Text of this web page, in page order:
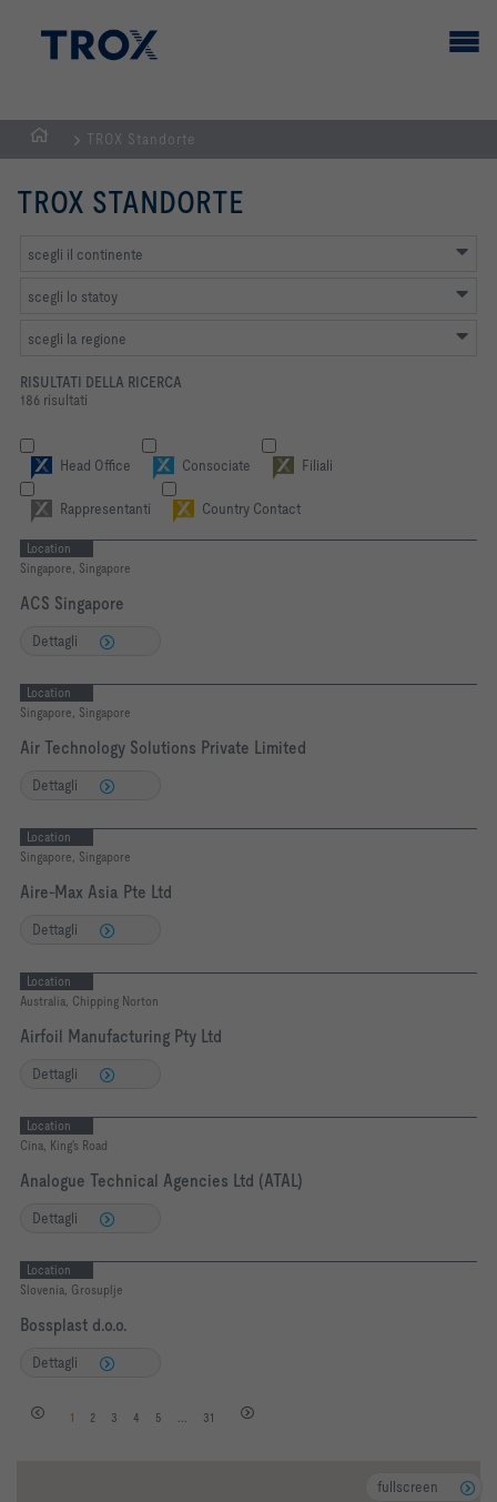
Home
TROX Standorte
TROX STANDORTE
scegli il continente
scegli lo statoy
scegli la regione
RISULTATI DELLA RICERCA
186 risultati
Head Office Consociate Filiali
Rappresentanti Country Contact
Location
Singapore, Singapore
ACS Singapore
Dettagli
Location
Singapore, Singapore
Air Technology Solutions Private Limited
Dettagli
Location
Singapore, Singapore
Aire-Max Asia Pte Ltd
Dettagli
Location
Australia, Chipping Norton
Airfoil Manufacturing Pty Ltd
Dettagli
Location
Cina, King's Road
Analogue Technical Agencies Ltd (ATAL)
Dettagli
Location
Slovenia, Grosuplje
Bossplast d.o.o.
Dettagli
1 2 3 4 5 ... 31
fullscreen